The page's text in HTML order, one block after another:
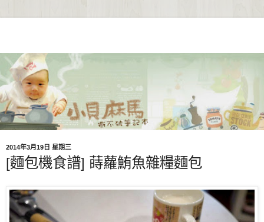
2014年3月19日 星期三
[麵包機食譜] 蒔蘿鮪魚雜糧麵包